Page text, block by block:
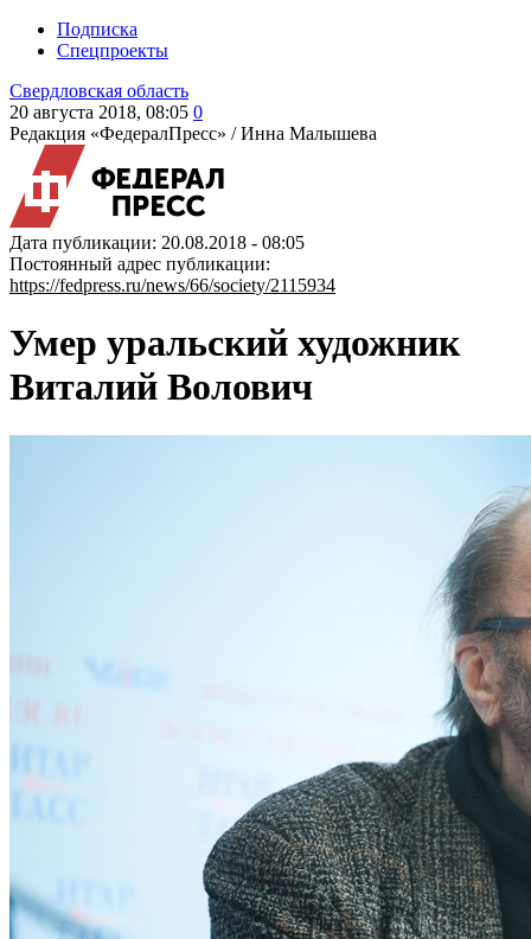
Подписка
Спецпроекты
Свердловская область
20 августа 2018, 08:05 0
Редакция «ФедералПресс» /Инна Малышева
Дата публикации: 20.08.2018 - 08:05
Постоянный адрес публикации:
https://fedpress.ru/news/66/society/2115934
Умер уральский художник
Виталий Волович